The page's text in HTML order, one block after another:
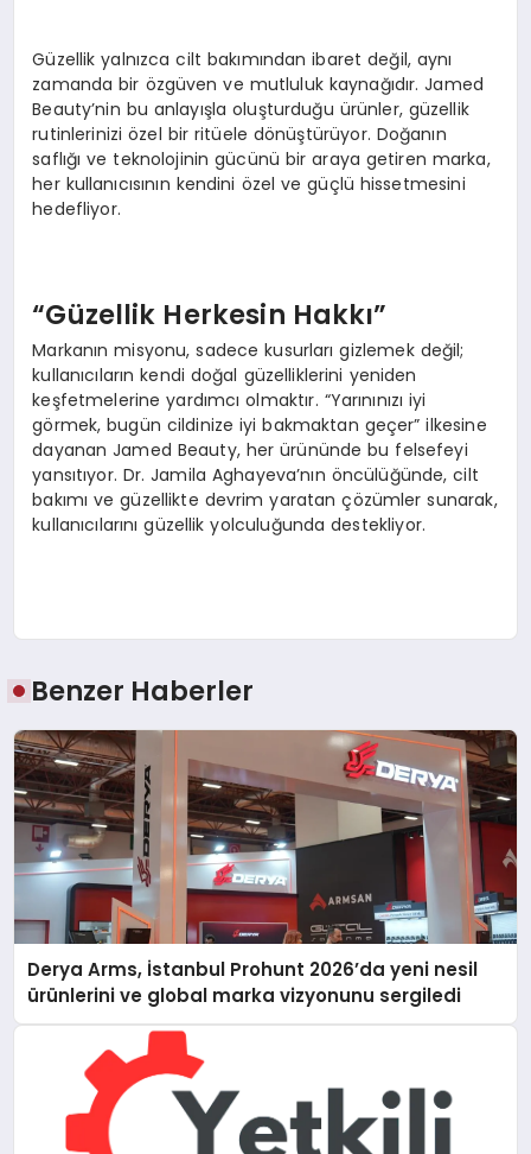
Güzellik yalnızca cilt bakımından ibaret değil, aynı
zamanda bir özgüven ve mutluluk kaynağıdır. Jamed
Beauty’nin bu anlayışla oluşturduğu ürünler, güzellik
rutinlerinizi özel bir ritüele dönüştürüyor. Doğanın
saflığı ve teknolojinin gücünü bir araya getiren marka,
her kullanıcısının kendini özel ve güçlü hissetmesini
hedefliyor.
“Güzellik Herkesin Hakkı”
Markanın misyonu, sadece kusurları gizlemek değil;
kullanıcıların kendi doğal güzelliklerini yeniden
keşfetmelerine yardımcı olmaktır. “Yarınınızı iyi
görmek, bugün cildinize iyi bakmaktan geçer” ilkesine
dayanan Jamed Beauty, her ürününde bu felsefeyi
yansıtıyor. Dr. Jamila Aghayeva’nın öncülüğünde, cilt
bakımı ve güzellikte devrim yaratan çözümler sunarak,
kullanıcılarını güzellik yolculuğunda destekliyor.
Benzer Haberler
Derya Arms, İstanbul Prohunt 2026’da yeni nesil
ürünlerini ve global marka vizyonunu sergiledi